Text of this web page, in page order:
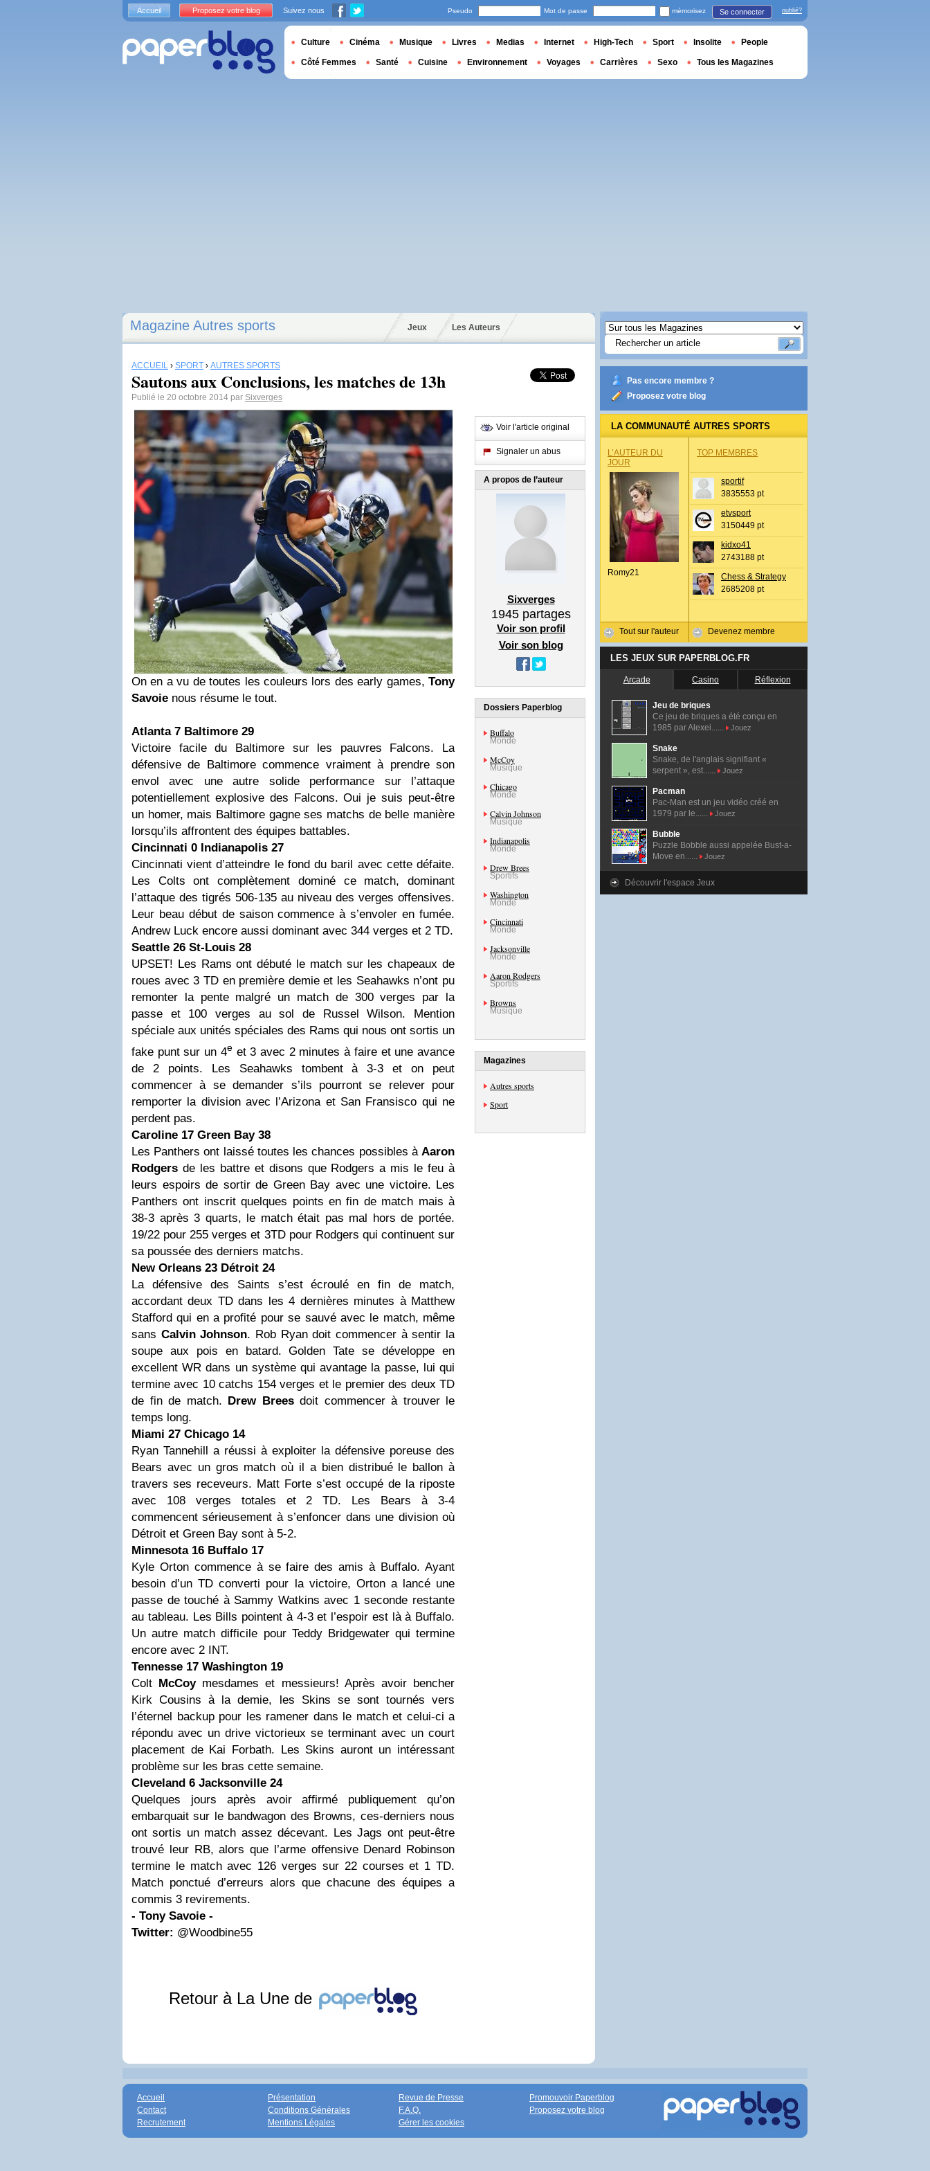
Magazine Autres sports Jeux Les Auteurs
ACCUEIL › SPORT › AUTRES SPORTS
Sautons aux Conclusions, les matches de 13h
Publié le 20 octobre 2014 par Sixverges
On en a vu de toutes les couleurs lors des early games, Tony
Savoie nous résume le tout.
Atlanta 7 Baltimore 29
Victoire facile du Baltimore sur les pauvres Falcons. La
défensive de Baltimore commence vraiment à prendre son
envol avec une autre solide performance sur l’attaque
potentiellement explosive des Falcons. Oui je suis peut-être
un homer, mais Baltimore gagne ses matchs de belle manière
lorsqu’ils affrontent des équipes battables.
Cincinnati 0 Indianapolis 27
Cincinnati vient d’atteindre le fond du baril avec cette défaite.
Les Colts ont complètement dominé ce match, dominant
l’attaque des tigrés 506-135 au niveau des verges offensives.
Leur beau début de saison commence à s’envoler en fumée.
Andrew Luck encore aussi dominant avec 344 verges et 2 TD.
Seattle 26 St-Louis 28
UPSET! Les Rams ont débuté le match sur les chapeaux de
roues avec 3 TD en première demie et les Seahawks n’ont pu
remonter la pente malgré un match de 300 verges par la
passe et 100 verges au sol de Russel Wilson. Mention
spéciale aux unités spéciales des Rams qui nous ont sortis un
fake punt sur un 4eet 3 avec 2 minutes à faire et une avance
de 2 points. Les Seahawks tombent à 3-3 et on peut
commencer à se demander s’ils pourront se relever pour
remporter la division avec l’Arizona et San Fransisco qui ne
perdent pas.
Caroline 17 Green Bay 38
Les Panthers ont laissé toutes les chances possibles à Aaron
Rodgers de les battre et disons que Rodgers a mis le feu à
leurs espoirs de sortir de Green Bay avec une victoire. Les
Panthers ont inscrit quelques points en fin de match mais à
38-3 après 3 quarts, le match était pas mal hors de portée.
19/22 pour 255 verges et 3TD pour Rodgers qui continuent sur
sa poussée des derniers matchs.
New Orleans 23 Détroit 24
La défensive des Saints s’est écroulé en fin de match,
accordant deux TD dans les 4 dernières minutes à Matthew
Stafford qui en a profité pour se sauvé avec le match, même
sans Calvin Johnson. Rob Ryan doit commencer à sentir la
soupe aux pois en batard. Golden Tate se développe en
excellent WR dans un système qui avantage la passe, lui qui
termine avec 10 catchs 154 verges et le premier des deux TD
de fin de match. Drew Breesdoit commencer à trouver le
temps long.
Miami 27 Chicago 14
Ryan Tannehill a réussi à exploiter la défensive poreuse des
Bears avec un gros match où il a bien distribué le ballon à
travers ses receveurs. Matt Forte s’est occupé de la riposte
avec 108 verges totales et 2 TD. Les Bears à 3-4
commencent sérieusement à s’enfoncer dans une division où
Détroit et Green Bay sont à 5-2.
Minnesota 16 Buffalo 17
Kyle Orton commence à se faire des amis à Buffalo. Ayant
besoin d’un TD converti pour la victoire, Orton a lancé une
passe de touché à Sammy Watkins avec 1 seconde restante
au tableau. Les Bills pointent à 4-3 et l’espoir est là à Buffalo.
Un autre match difficile pour Teddy Bridgewater qui termine
encore avec 2 INT.
Tennesse 17 Washington 19
Colt McCoymesdames et messieurs! Après avoir bencher
Kirk Cousins à la demie, les Skins se sont tournés vers
l’éternel backup pour les ramener dans le match et celui-ci a
répondu avec un drive victorieux se terminant avec un court
placement de Kai Forbath. Les Skins auront un intéressant
problème sur les bras cette semaine.
Cleveland 6 Jacksonville 24
Quelques jours après avoir affirmé publiquement qu’on
embarquait sur le bandwagon des Browns, ces-derniers nous
ont sortis un match assez décevant. Les Jags ont peut-être
trouvé leur RB, alors que l’arme offensive Denard Robinson
termine le match avec 126 verges sur 22 courses et 1 TD.
Match ponctué d’erreurs alors que chacune des équipes a
commis 3 revirements.
- Tony Savoie -
Twitter: @Woodbine55
Retour à La Une de
Voir l'article original
Signaler un abus
A propos de l’auteur
Sixverges
1945partages
Voir son profil
Voir son blog
Dossiers Paperblog
Buffalo
Monde
McCoy
Musique
Chicago
Monde
Calvin Johnson
Musique
Indianapolis
Monde
Drew Brees
Sportifs
Washington
Monde
Cincinnati
Monde
Jacksonville
Monde
Aaron Rodgers
Sportifs
Browns
Musique
Magazines
Autres sports
Sport
Pas encore membre ?
Proposez votre blog
LA COMMUNAUTÉ AUTRES SPORTS
L’AUTEUR DU
JOUR
Romy21
Tout sur l'auteur
TOP MEMBRES
sportif
3835553 pt
etvsport
3150449 pt
kidxo41
2743188 pt
Chess & Strategy
2685208 pt
Devenez membre
LES JEUX SUR PAPERBLOG.FR
Arcade Casino Réflexion
Jeu de briques
Ce jeu de briques a été conçu en
1985 par Alexei......
Jouez
Snake
Snake, de l'anglais signifiant «
serpent », est......
Jouez
Pacman
Pac-Man est un jeu vidéo créé en
1979 par le......
Jouez
Bubble
Puzzle Bobble aussi appelée Bust-a-
Move en......
Jouez
Découvrir l'espace Jeux
Accueil Proposez votre blog Suivez nous Pseudo Mot de passe mémorisez Se connecter oublié?
Culture Cinéma Musique Livres Medias Internet High-Tech Sport Insolite People
Côté Femmes Santé Cuisine Environnement Voyages Carrières Sexo Tous les Magazines
Accueil
Contact
Recrutement
Présentation
Conditions Générales
Mentions Légales
Revue de Presse
F.A.Q.
Gérer les cookies
Promouvoir Paperblog
Proposez votre blog